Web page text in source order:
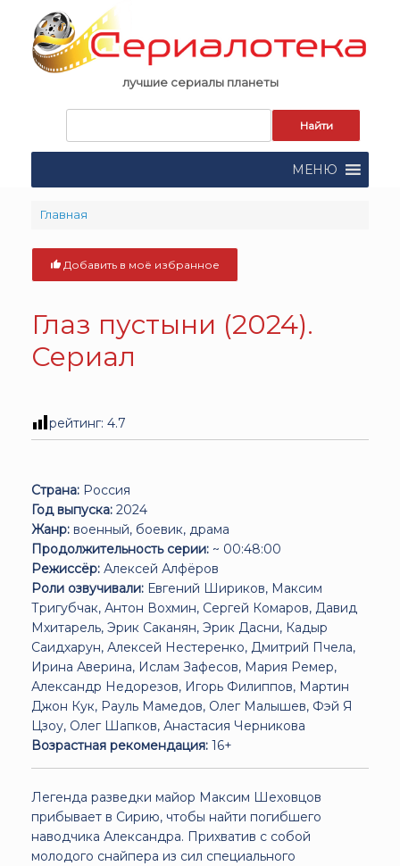
content
лучшие сериалы планеты
поиска:
МЕНЮ
Главная
Добавить в моё избранное
Глаз пустыни (2024).
Сериал
рейтинг: 4.7
Страна: Россия
Год выпуска: 2024
Жанр: военный, боевик, драма
Продолжительность серии: ~ 00:48:00
Режиссёр: Алексей Алфёров
Роли озвучивали: Евгений Шириков, Максим
Тригубчак, Антон Вохмин, Сергей Комаров, Давид
Мхитарель, Эрик Саканян, Эрик Дасни, Кадыр
Саидхарун, Алексей Нестеренко, Дмитрий Пчела,
Ирина Аверина, Ислам Зафесов, Мария Ремер,
Александр Недорезов, Игорь Филиппов, Мартин
Джон Кук, Рауль Мамедов, Олег Малышев, Фэй Я
Цзоу, Олег Шапков, Анастасия Черникова
Возрастная рекомендация: 16+
Легенда разведки майор Максим Шеховцов
прибывает в Сирию, чтобы найти погибшего
наводчика Александра. Прихватив с собой
молодого снайпера из сил специального